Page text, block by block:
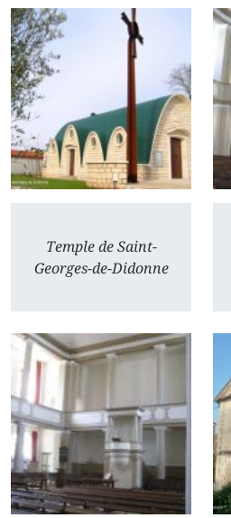
Temple de Saint-
Georges-de-Didonne